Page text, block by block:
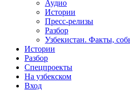
Аудио
Истории
Пресс-релизы
Разбор
Узбекистан. Факты,
Истории
Разбор
Спецпроекты
На узбекском
Вход